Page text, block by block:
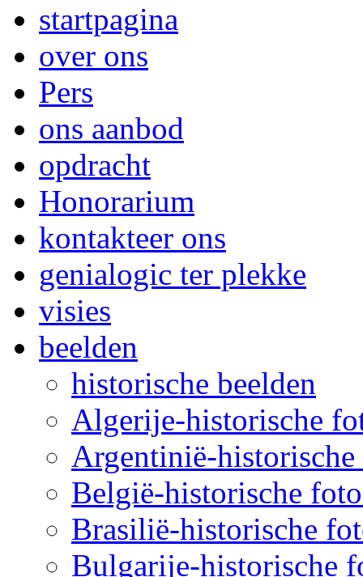
startpagina
over ons
Pers
ons aanbod
opdracht
Honorarium
kontakteer ons
genialogic ter plekke
visies
beelden
historische beelden
Algerije-historische
Argentinië-
België-historische
Brasilië-historische
Bulgarije-historische